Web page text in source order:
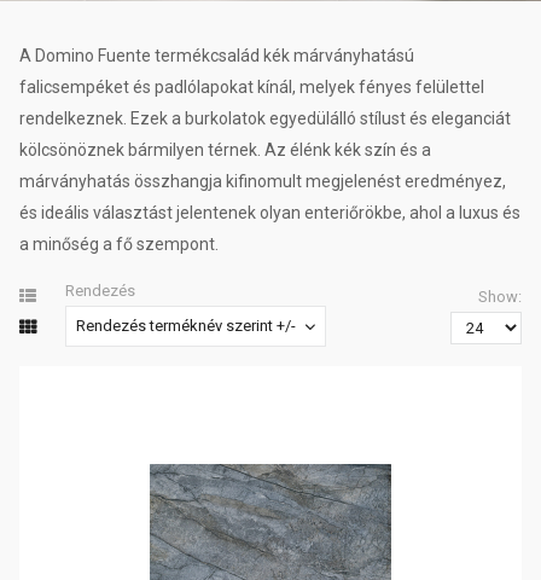
A Domino Fuente termékcsalád kék márványhatású
falicsempéket és padlólapokat kínál, melyek fényes felülettel
rendelkeznek. Ezek a burkolatok egyedülálló stílust és eleganciát
kölcsönöznek bármilyen térnek. Az élénk kék szín és a
márványhatás összhangja kifinomult megjelenést eredményez,
és ideális választást jelentenek olyan enteriőrökbe, ahol a luxus és
a minőség a fő szempont.
Rendezés
Rendezés terméknév szerint +/-
Show: